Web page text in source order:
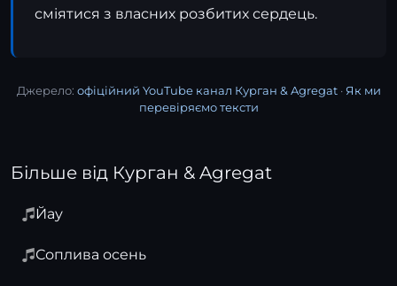
сміятися з власних розбитих сердець.
Джерело: офіційний YouTube канал Курган & Agregat· Як ми
перевіряємо тексти
Більше від Курган & Agregat
Йау
Соплива осень